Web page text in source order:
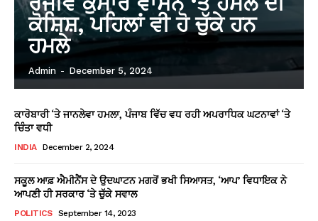
ਕੋਸ਼ਿਸ਼, ਪਹਿਲਾਂ ਵੀ ਹੋ ਚੁੱਕੇ ਹਨ
ਹਮਲੇ
Admin - December 5, 2024
ਕਾਰੋਬਾਰੀ ‘ਤੇ ਜਾਨਲੇਵਾ ਹਮਲਾ, ਪੰਜਾਬ ਵਿੱਚ ਵਧ ਰਹੀ ਅਪਰਾਧਿਕ ਘਟਨਾਵਾਂ ‘ਤੇ
ਚਿੰਤਾ ਵਧੀ
INDIA December 2, 2024
ਸਕੂਲ ਆਫ਼ ਐਮੀਨੈਂਸ ਦੇ ਉਦਘਾਟਨ ਮਗਰੋਂ ਭਖੀ ਸਿਆਸਤ, ‘ਆਪ’ ਵਿਧਾਇਕ ਨੇ
ਆਪਣੀ ਹੀ ਸਰਕਾਰ ‘ਤੇ ਚੁੱਕੇ ਸਵਾਲ
POLITICS September 14, 2023